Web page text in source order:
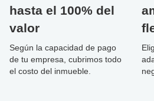
hasta el 100% del
valor
Según la capacidad de pago
de tu empresa, cubrimos todo
el costo del inmueble.